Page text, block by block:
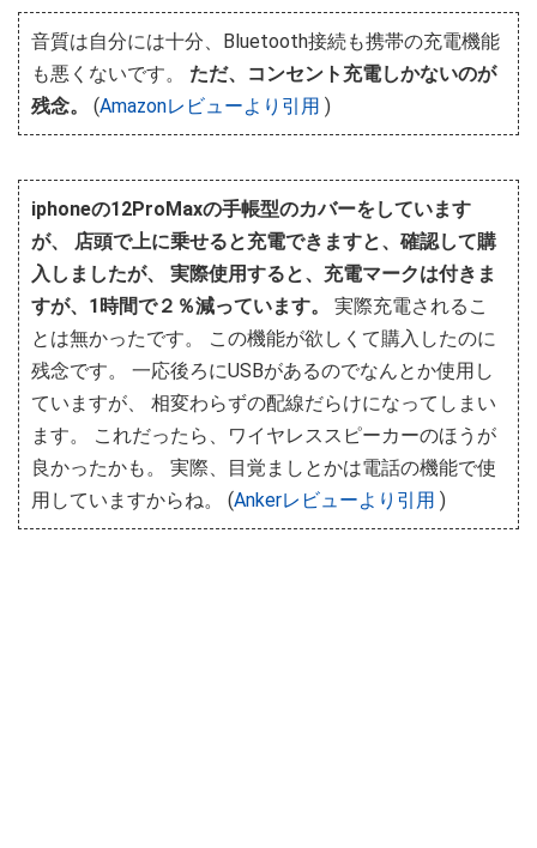
音質は自分には十分、Bluetooth接続も携帯の充電機能
も悪くないです。
ただ、コンセント充電しかないのが
残念。
(Amazonレビューより引用 )
iphoneの12ProMaxの手帳型のカバーをしています
が、 店頭で上に乗せると充電できますと、確認して購
入しましたが、 実際使用すると、充電マークは付きま
すが、1時間で２％減っています。
実際充電されるこ
とは無かったです。 この機能が欲しくて購入したのに
残念です。 一応後ろにUSBがあるのでなんとか使用し
ていますが、 相変わらずの配線だらけになってしまい
ます。 これだったら、ワイヤレススピーカーのほうが
良かったかも。 実際、目覚ましとかは電話の機能で使
用していますからね。 (Ankerレビューより引用 )